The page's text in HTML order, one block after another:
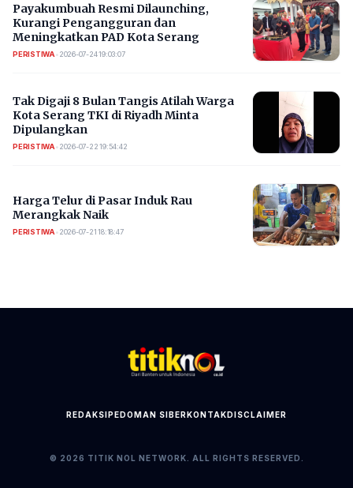
Payakumbuah Resmi Dilaunching,
Kurangi Pengangguran dan
Meningkatkan PAD Kota Serang
PERISTIWA• 2026-07-24 19:03:07
​Tak Digaji 8 Bulan Tangis Atilah Warga
Kota Serang TKI di Riyadh Minta
Dipulangkan
PERISTIWA• 2026-07-22 19:54:42
Harga Telur di Pasar Induk Rau
Merangkak Naik
PERISTIWA• 2026-07-21 18:18:47
REDAKSIPEDOMAN SIBERKONTAKDISCLAIMER
© 2026 TITIK NOL NETWORK. ALL RIGHTS RESERVED.